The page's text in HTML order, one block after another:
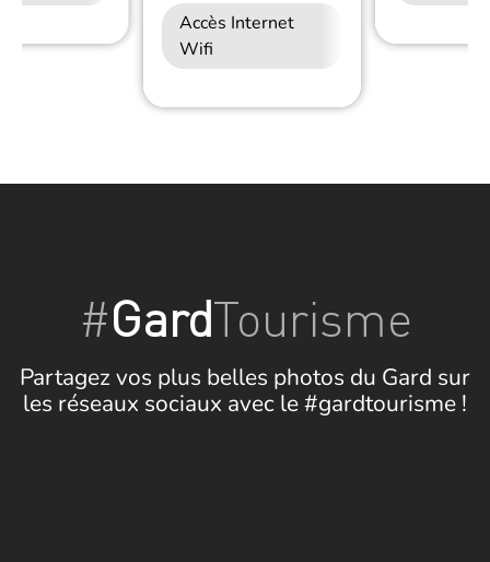
Accès Internet
Wifi
#GardTourisme
Partagez vos plus belles photos du Gard sur
les réseaux sociaux avec le #gardtourisme !